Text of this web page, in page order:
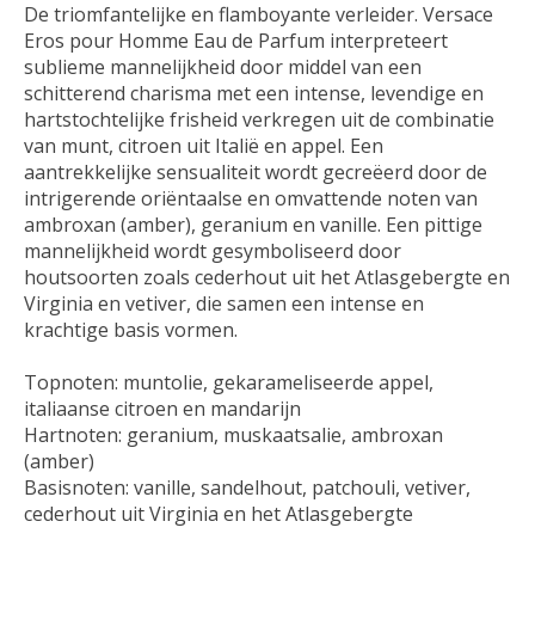
De triomfantelijke en flamboyante verleider. Versace
Eros pour Homme Eau de Parfum interpreteert
sublieme mannelijkheid door middel van een
schitterend charisma met een intense, levendige en
hartstochtelijke frisheid verkregen uit de combinatie
van munt, citroen uit Italië en appel. Een
aantrekkelijke sensualiteit wordt gecreëerd door de
intrigerende oriëntaalse en omvattende noten van
ambroxan (amber), geranium en vanille. Een pittige
mannelijkheid wordt gesymboliseerd door
houtsoorten zoals cederhout uit het Atlasgebergte en
Virginia en vetiver, die samen een intense en
krachtige basis vormen.
Topnoten: muntolie, gekarameliseerde appel,
italiaanse citroen en mandarijn
Hartnoten: geranium, muskaatsalie, ambroxan
(amber)
Basisnoten: vanille, sandelhout, patchouli, vetiver,
cederhout uit Virginia en het Atlasgebergte